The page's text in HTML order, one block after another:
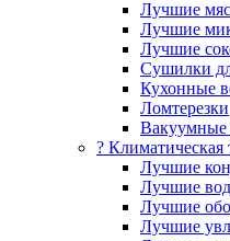
Лучшие
Лучшие
Лучшие
Сушилки
Кухонные
Ломтерезки
Вакуумные
?️ Климатическая
Лучшие
Лучшие
Лучшие
Лучшие